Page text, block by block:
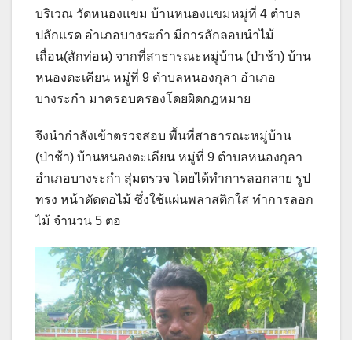
บริเวณ วัดหนองแขม บ้านหนองแขมหมู่ที่ 4 ตำบล
ปลักแรด อำเภอบางระกำ มีการลักลอบนำไม้
เถื่อน(สักท่อน) จากที่สาธารณะหมู่บ้าน (ป่าช้า) บ้าน
หนองตะเคียน หมู่ที่ 9 ตำบลหนองกุลา อำเภอ
บางระกำ มาครอบครองโดยผิดกฎหมาย
จึงนำกำลังเข้าตรวจสอบ พื้นที่สาธารณะหมู่บ้าน
(ป่าช้า) บ้านหนองตะเคียน หมู่ที่ 9 ตำบลหนองกุลา
อำเภอบางระกำ สุ่มตรวจ โดยได้ทำการลอกลาย รูป
ทรง หน้าตัดตอไม้ ซึ่งใช้แผ่นพลาสติกใส ทำการลอก
ไม้ จำนวน 5 ตอ